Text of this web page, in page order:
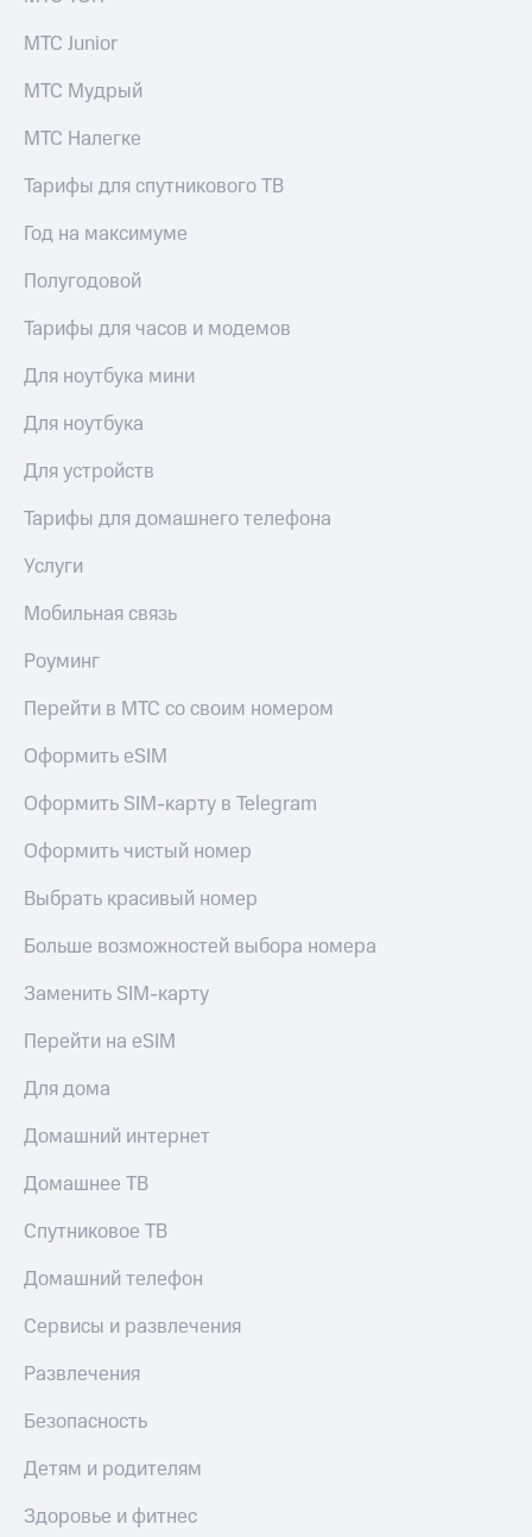
МТС Junior
МТС Мудрый
МТС Налегке
Тарифы для спутникового ТВ
Год на максимуме
Полугодовой
Тарифы для часов и модемов
Для ноутбука мини
Для ноутбука
Для устройств
Тарифы для домашнего телефона
Услуги
Мобильная связь
Роуминг
Перейти в МТС со своим номером
Оформить eSIM
Оформить SIM-карту в Telegram
Оформить чистый номер
Выбрать красивый номер
Больше возможностей выбора номера
Заменить SIM-карту
Перейти на eSIM
Для дома
Домашний интернет
Домашнее ТВ
Спутниковое ТВ
Домашний телефон
Сервисы и развлечения
Развлечения
Безопасность
Детям и родителям
Здоровье и фитнес